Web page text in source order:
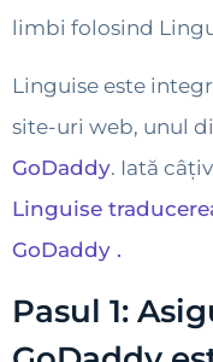
limbi folosind
Linguise este
site-uri web, unul
GoDaddy. Iată
Linguise
GoDaddy .
Pasul 1: